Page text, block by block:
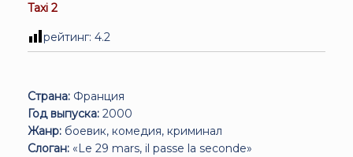
Taxi 2
рейтинг: 4.2
Страна: Франция
Год выпуска: 2000
Жанр: боевик, комедия, криминал
Слоган: «Le 29 mars, il passe la seconde»